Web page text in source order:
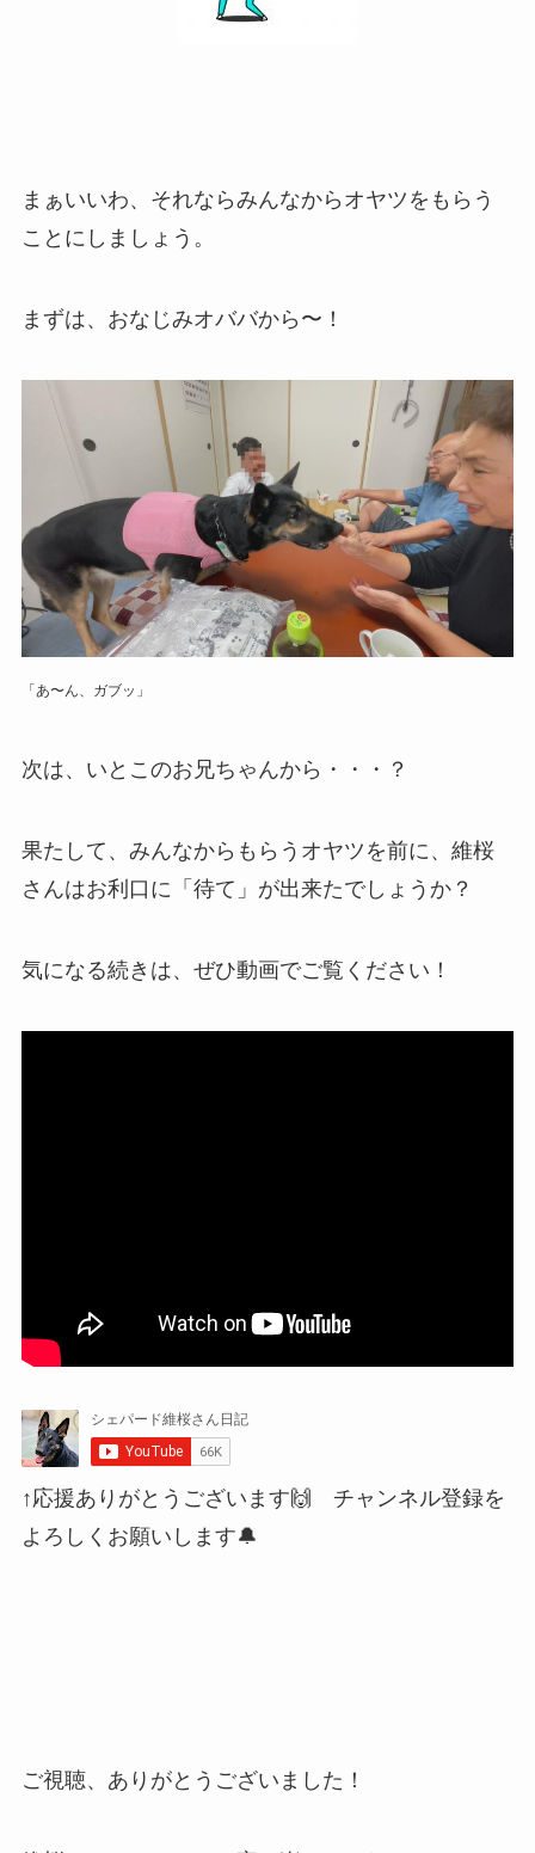
まぁいいわ、それならみんなからオヤツをもらう
ことにしましょう。
まずは、おなじみオババから〜！
「あ〜ん、ガブッ」
次は、いとこのお兄ちゃんから・・・？
果たして、みんなからもらうオヤツを前に、維桜
さんはお利口に「待て」が出来たでしょうか？
気になる続きは、ぜひ動画でご覧ください！
↑応援ありがとうございます🙌 チャンネル登録を
よろしくお願いします🔔
ご視聴、ありがとうございました！